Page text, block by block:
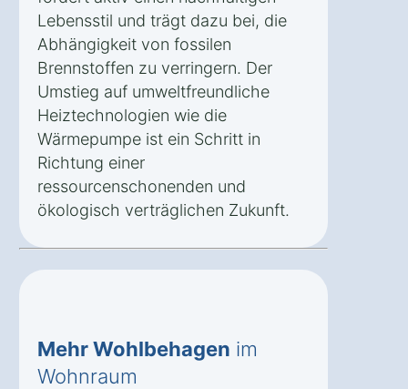
Lebensstil und trägt dazu bei, die
Abhängigkeit von fossilen
Brennstoffen zu verringern. Der
Umstieg auf umweltfreundliche
Heiztechnologien wie die
Wärmepumpe ist ein Schritt in
Richtung einer
ressourcenschonenden und
ökologisch verträglichen Zukunft.
Mehr Wohlbehagen im
Wohnraum